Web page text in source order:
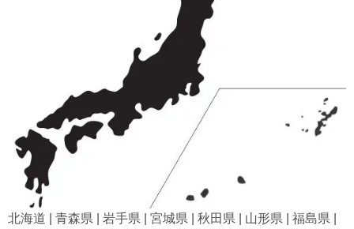
北海道 | 青森県 | 岩手県 | 宮城県 | 秋田県 | 山形県 | 福島県 |